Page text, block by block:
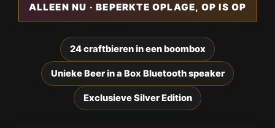
ALLEEN NU · BEPERKTE OPLAGE, OP IS OP
24 craftbieren in een boombox
Unieke Beer in a Box Bluetooth speaker
Exclusieve Silver Edition